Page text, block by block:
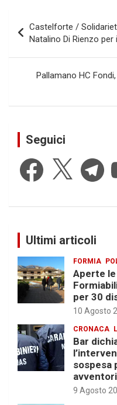
articoli
Castelforte /
Natalino Di Rienzo
Pallamano HC
Seguici
Facebook Telegram
Ultimi articoli
FORMIA
Aperte
per 30
10 Agosto
CRONACA
Bar
sospesa
avventori
9 Agosto